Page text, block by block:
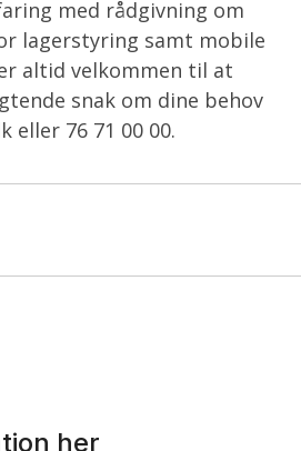
med rådgivning om
lagerstyring samt mobile
altid velkommen til at
snak om dine behov
eller 76 71 00 00.
her